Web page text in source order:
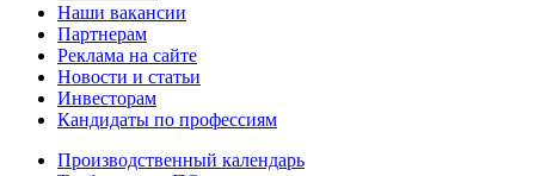
Наши вакансии
Партнерам
Реклама на сайте
Новости и статьи
Инвесторам
Кандидаты по профессиям
Производственный календарь